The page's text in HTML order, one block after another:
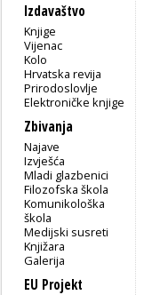
Izdavaštvo
Knjige
Vijenac
Kolo
Hrvatska revija
Prirodoslovlje
Elektroničke knjige
Zbivanja
Najave
Izvješća
Mladi glazbenici
Filozofska škola
Komunikološka
škola
Medijski susreti
Knjižara
Galerija
EU Projekt